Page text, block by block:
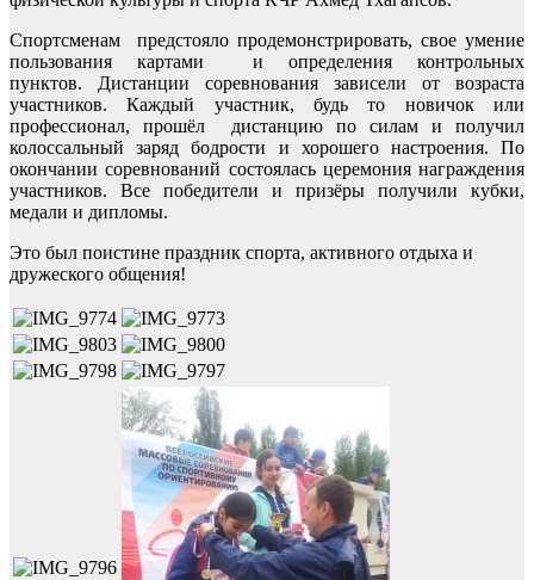
Спортсменам предстояло продемонстрировать, свое умение
пользования картами и определения контрольных
пунктов. Дистанции соревнования зависели от возраста
участников. Каждый участник, будь то новичок или
профессионал, прошёл дистанцию по силам и получил
колоссальный заряд бодрости и хорошего настроения. По
окончании соревнований состоялась церемония награждения
участников. Все победители и призёры получили кубки,
медали и дипломы.
Это был поистине праздник спорта, активного отдыха и
дружеского общения!